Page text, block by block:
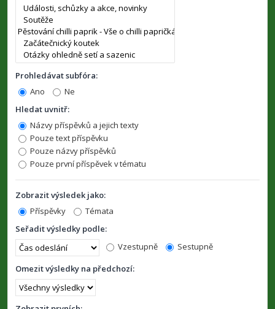
Prohledávat subfóra:
Ano
Ne
Hledat uvnitř:
Názvy příspěvků a jejich texty
Pouze text příspěvku
Pouze názvy příspěvků
Pouze první příspěvek v tématu
Zobrazit výsledek jako:
Příspěvky
Témata
Seřadit výsledky podle:
Vzestupně
Sestupně
Omezit výsledky na předchozí: